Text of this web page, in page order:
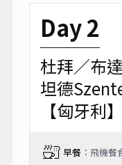
Day 2
杜拜／布
坦德
【匈牙利】
早餐：飛機餐